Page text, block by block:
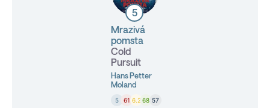
5
Mrazivá
pomsta
Cold
Pursuit
Hans Petter
Moland
5 61 6.2 68 57